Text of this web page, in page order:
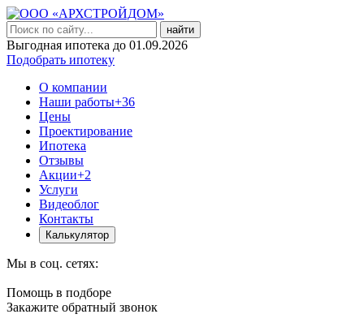
найти
Выгодная ипотека до 01.09.2026
Подобрать ипотеку
О компании
Наши работы+36
Цены
Проектирование
Ипотека
Отзывы
Акции+2
Услуги
Видеоблог
Контакты
Калькулятор
Мы в соц. сетях:
Помощь в подборе
Закажите обратный звонок